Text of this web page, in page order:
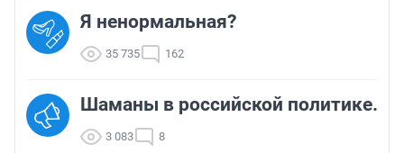
Я ненормальная?
35 735 162
Шаманы в российской политике.
3 083 8